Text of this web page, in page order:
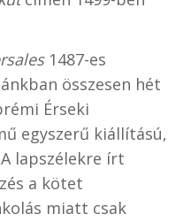
1487-es
összesen hét
Érseki
egyszerű kiállítású,
lapszélekre írt
a kötet
miatt csak